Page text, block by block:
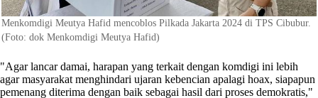
Menkomdigi Meutya Hafid mencoblos Pilkada Jakarta 2024 di TPS Cibubur.
(Foto: dok Menkomdigi Meutya Hafid)
"Agar lancar damai, harapan yang terkait dengan komdigi ini lebih
agar masyarakat menghindari ujaran kebencian apalagi hoax, siapapun
pemenang diterima dengan baik sebagai hasil dari proses demokratis,"